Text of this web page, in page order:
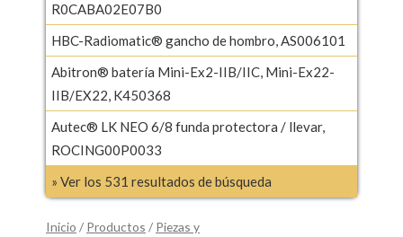
R0CABA02E07B0
HBC-Radiomatic® gancho de hombro, AS006101
Abitron® batería Mini-Ex2-IIB/IIC, Mini-Ex22-
IIB/EX22, K450368
Autec® LK NEO 6/8 funda protectora / llevar,
ROCING00P0033
» Ver los 531 resultados de búsqueda
Inicio / Productos / Piezas y